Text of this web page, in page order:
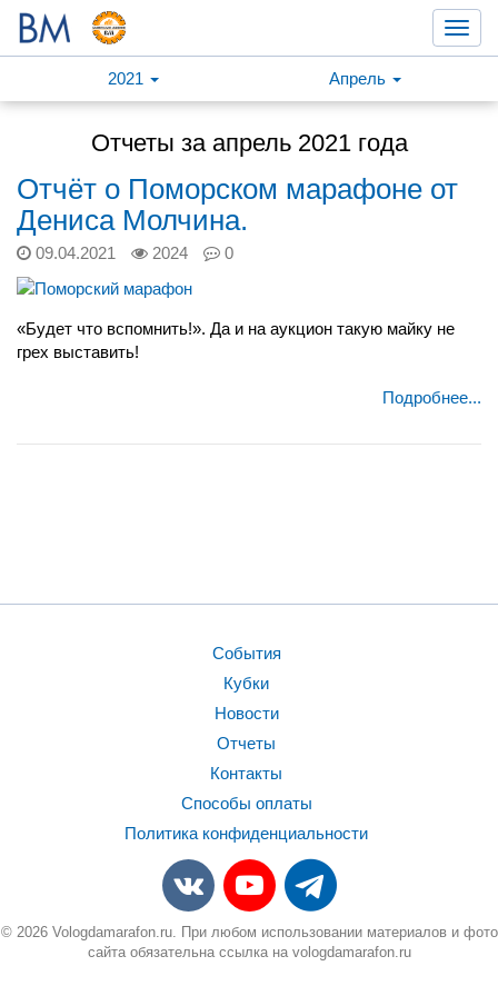
2021
Апрель
Отчеты за апрель 2021 года
Отчёт о Поморском марафоне от
Дениса Молчина.
09.04.2021 2024 0
«Будет что вспомнить!». Да и на аукцион такую майку не
грех выставить!
Подробнее...
События
Кубки
Новости
Отчеты
Контакты
Способы оплаты
Политика конфиденциальности
© 2026 Vologdamarafon.ru. При любом использовании материалов и фото
сайта обязательна ссылка на vologdamarafon.ru